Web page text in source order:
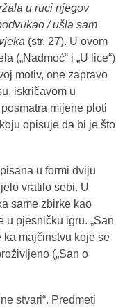
u ruci njegov
/ ušla sam
(str. 27). U ovom
(„Nadmoć“ i „U lice“)
motiv, one zapravo
iskričavom u
mijene ploti
opisuje da bi je što
u formi dviju
vratilo sebi. U
same zbirke kao
pjesničku igru. „San
ka majčinstvu koje se
(„San o
stvari“. Predmeti